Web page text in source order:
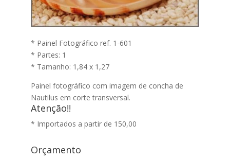
* Painel Fotográfico ref. 1-601
* Partes: 1
* Tamanho: 1,84 x 1,27
Painel fotográfico com imagem de concha de
Nautilus em corte transversal.
Atenção!!
* Importados a partir de 150,00
Orçamento